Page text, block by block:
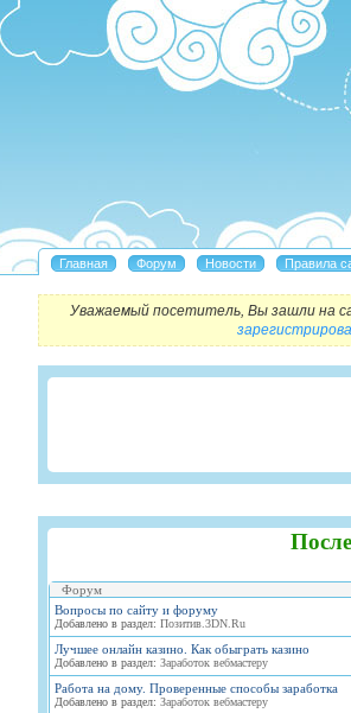
Уважаемый посетитель, Вы зашли на
Форум
Вопросы по сайту и форуму
Добавлено в раздел: Позитив.3DN.Ru
Лучшее онлайн казино. Как обыграть казино
Добавлено в раздел: Заработок вебмастеру
Работа на дому. Проверенные способы заработка
Добавлено в раздел: Заработок вебмастеру